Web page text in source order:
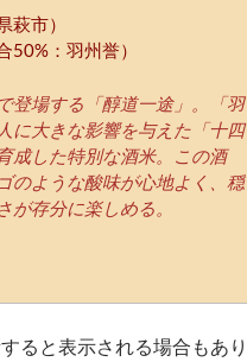
萩市）
50%：羽州誉）
登場する「醇道一途」。「羽
に大きな影響を与えた「十四
成した特別な酒米。この酒
のような酸味が心地よく、穏
が存分に楽しめる。
ると表示される場合もあり